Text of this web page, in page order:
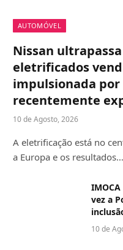
AUTOMÓVEL
Nissan
eletrificados
impulsionada
recentemente
10 de Agosto, 2026
A eletrificação está no
a Europa e os resultados…
vez a
10 de